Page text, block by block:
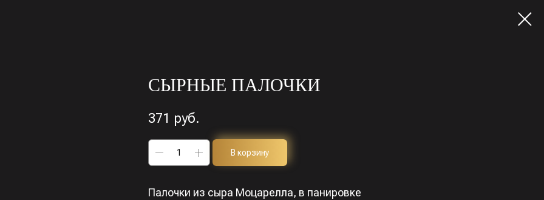
СЫРНЫЕ ПАЛОЧКИ
371 руб.
В корзину
Палочки из сыра Моцарелла, в панировке